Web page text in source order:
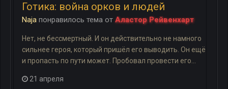
Готика: война орков и людей
Naja понравилось тема от Аластор Рейвенхарт
Нет, не бессмертный. И он действительно не намного
сильнее героя, который пришёл его выводить. Он ещё
и пропасть по пути может. Пробовал провести его...
21 апреля